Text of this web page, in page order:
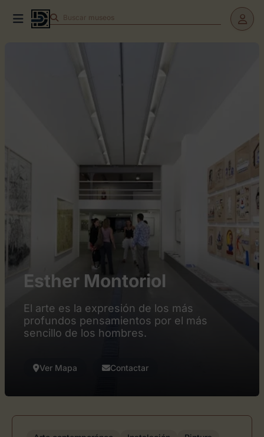
Buscar
Esther Montoriol
El arte es la expresión de los más
profundos pensamientos por el más
sencillo de los hombres.
Ver Mapa Contactar